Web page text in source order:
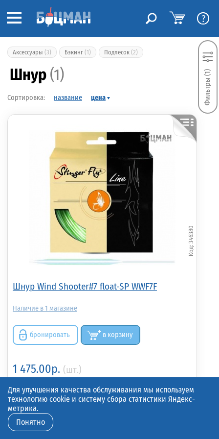
?
Аксессуары (3) Бэкинг (1) Подлесок (2)
Шнур (1)
название цена
Шнур Wind Shooter#7 float-SP WWF7F
346380
1
бронировать в корзину
1 475.00р. (шт.)
Фильтры (1)
Для улучшения качества обслуживания мы используем
технологию cookie и систему сбора статистики Яндекс-
метрика.
Понятно